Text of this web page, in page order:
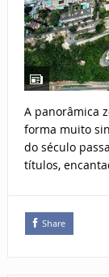
A panorâmica
forma muito
do século
títulos,
Share